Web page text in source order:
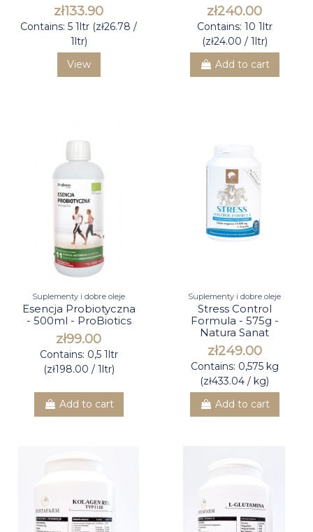
zł133.90
Contains: 5 1ltr (zł26.78 /
1ltr)
View
zł240.00
Contains: 10 1ltr
(zł24.00 / 1ltr)
Add to cart
Suplementy i dobre oleje
Esencja Probiotyczna
- 500ml - ProBiotics
zł99.00
Contains: 0,5 1ltr
(zł198.00 / 1ltr)
Add to cart
Suplementy i dobre oleje
Stress Control
Formula - 575g -
Natura Sanat
zł249.00
Contains: 0,575 kg
(zł433.04 / kg)
Add to cart